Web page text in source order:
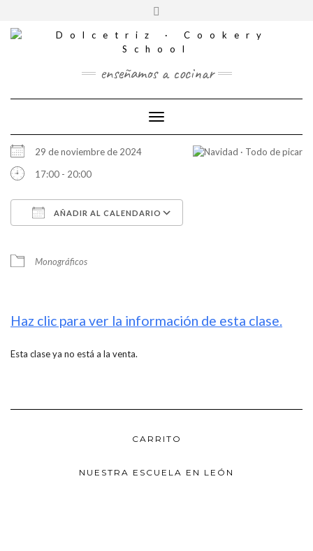
contenido
CONTACTO
SOCIALEScabecera
enseñamos a cocinar
Cambiar modo de navegación
29 de noviembre de 2024
17:00 - 20:00
AÑADIR AL CALENDARIO
Monográficos
Haz clic para ver la información de esta clase.
Esta clase ya no está a la venta.
CARRITO
NUESTRA ESCUELA EN LEÓN